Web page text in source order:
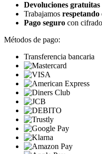
Devoluciones gratuitas
Trabajamos respetando
Pago seguro con
Métodos de pago:
Transferencia bancaria